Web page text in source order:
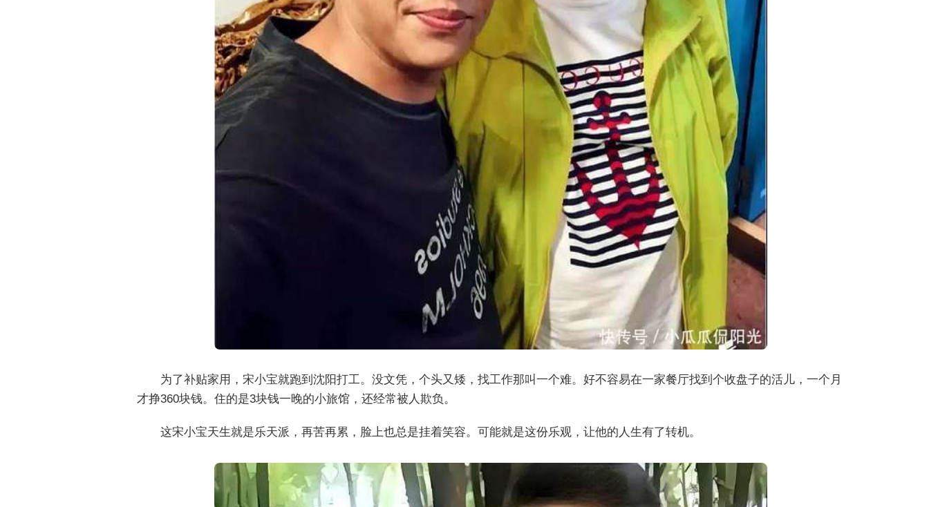
为了补贴家用，宋小宝就跑到沈阳打工。没文凭，个头又矮，找工作那叫一个难。好不容易在一家餐厅找到个收盘子的活儿，一个月
才挣360块钱。住的是3块钱一晚的小旅馆，还经常被人欺负。
这宋小宝天生就是乐天派，再苦再累，脸上也总是挂着笑容。可能就是这份乐观，让他的人生有了转机。